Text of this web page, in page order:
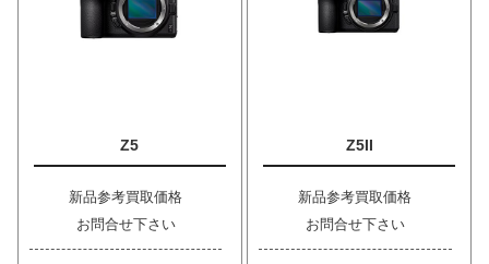
Z5
新品参考買取価格
お問合せ下さい
Z5II
新品参考買取価格
お問合せ下さい